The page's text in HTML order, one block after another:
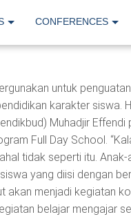
CONFERENCES
untuk
karakter siswa.
Muhadjir
Full Day School.
tidak seperti itu.
yang diisi dengan
akan menjadi kegiatan
belajar mengajar